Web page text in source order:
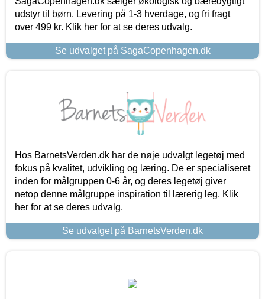
udstyr til børn. Levering på 1-3 hverdage, og fri fragt
over 499 kr. Klik her for at se deres udvalg.
Se udvalget på SagaCopenhagen.dk
Hos BarnetsVerden.dk har de nøje udvalgt legetøj med
fokus på kvalitet, udvikling og læring. De er specialiseret
inden for målgruppen 0-6 år, og deres legetøj giver
netop denne målgruppe inspiration til lærerig leg. Klik
her for at se deres udvalg.
Se udvalget på BarnetsVerden.dk